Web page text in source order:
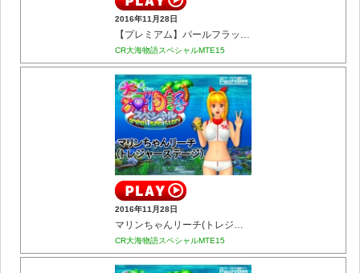
2016年11月28日
【プレミアム】パールフラッシュ
CR大海物語スペシャルMTE15
2016年11月28日
マリンちゃんリーチ(トレジャーステージ)
CR大海物語スペシャルMTE15